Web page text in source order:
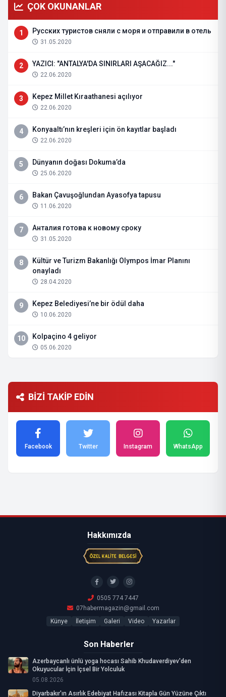
ÇOK OKUNANLAR
1 Русских туристов сняли с моря и отправили в отель
31.05.2020
2 YAZICI: "ANTALYA'DA SINIRLARI AŞACAĞIZ..."
22.06.2020
3 Kepez Millet Kıraathanesi açılıyor
22.06.2020
4 Konyaaltı’nın kreşleri için ön kayıtlar başladı
22.06.2020
5 Dünyanın doğası Dokuma’da
25.06.2020
6 Bakan Çavuşoğlundan Ayasofya tapusu
11.06.2020
7 Анталия готова к новому сроку
31.05.2020
8
Kültür ve Turizm Bakanlığı Olympos İmar Planını
onayladı
28.04.2020
9 Kepez Belediyesi’ne bir ödül daha
10.06.2020
10 Kolpaçino 4 geliyor
05.06.2020
BİZİ TAKİP EDİN
Facebook Twitter Instagram WhatsApp
Hakkımızda
0505 774 7447
07habermagazin@gmail.com
Künye
İletişim Galeri Video Yazarlar
Son Haberler
Azerbaycanlı ünlü yoga hocası Sahib Khudaverdiyev'den
Okuyucular İçin İçsel Bir Yolculuk
05.08.2026
Diyarbakır'ın Asırlık Edebiyat Hafızası Kitapla Gün Yüzüne Çıktı